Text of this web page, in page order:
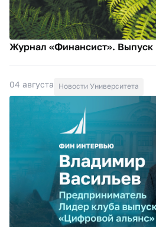
Журнал «Финансист».
04 августа Новости Университета